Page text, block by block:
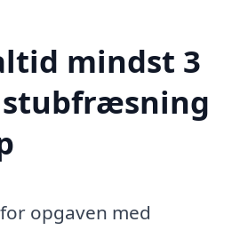
mindst 3
opgaven med